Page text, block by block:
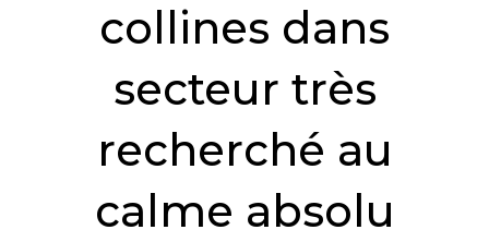
collines dans
secteur très
recherché au
calme absolu